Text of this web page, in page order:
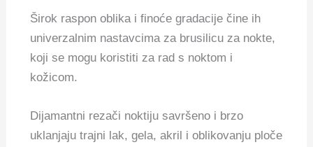
Širok raspon oblika i finoće gradacije čine ih
univerzalnim nastavcima za brusilicu za nokte,
koji se mogu koristiti za rad s noktom i
kožicom.
Dijamantni rezači noktiju savršeno i brzo
uklanjaju trajni lak, gela, akril i oblikovanju ploče